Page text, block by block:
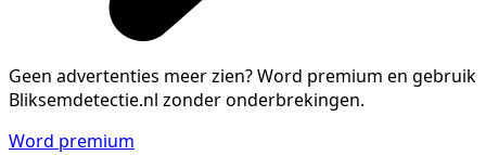
Geen advertenties meer zien?Word premium en gebruik
Bliksemdetectie.nl zonder onderbrekingen.
Word premium